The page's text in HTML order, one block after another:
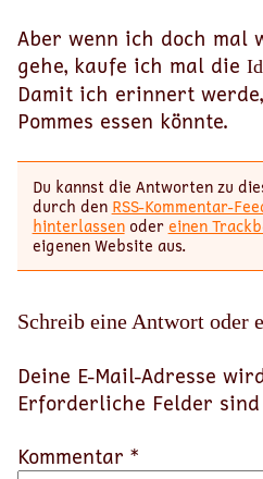
Aber wenn ich doch mal
gehe, kaufe ich mal die
Damit ich erinnert
Pommes essen könnte.
Du kannst die Antworten zu
durch den RSS-Kommentar-
hinterlassenodereinen
eigenen Website aus.
Schreib eine Antwort oder
Deine E-Mail-Adresse
Erforderliche Felder
Kommentar *